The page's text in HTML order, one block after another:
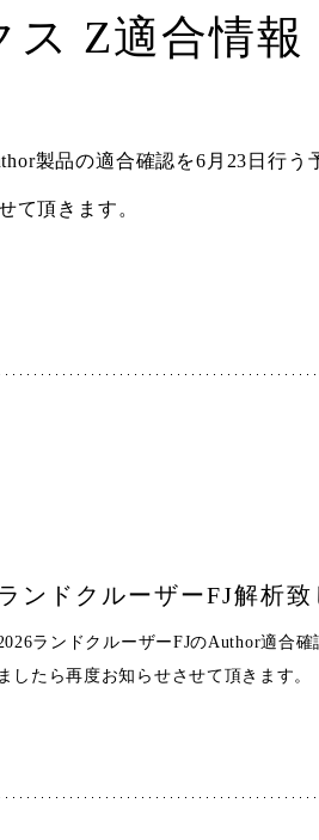
Z適合情報
製品の適合確認を6月23日行う
て頂きます。
ランドクルーザーFJ解析致
ランドクルーザーFJのAuthor適合
ましたら再度お知らせさせて頂きます。